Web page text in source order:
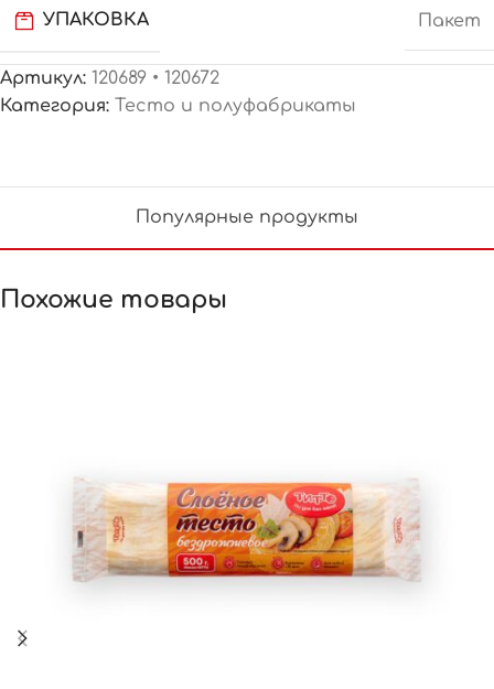
УПАКОВКА Пакет
Артикул: 120689 • 120672
Категория: Тесто и полуфабрикаты
Популярные продукты
Похожие товары